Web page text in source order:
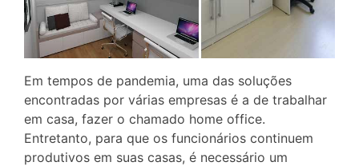
Em tempos de pandemia, uma das soluções
encontradas por várias empresas é a de trabalhar
em casa, fazer o chamado home office.
Entretanto, para que os funcionários continuem
produtivos em suas casas, é necessário um